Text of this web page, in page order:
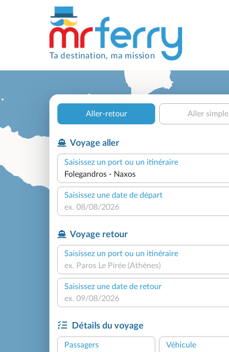
Ta destination, ma mission
Aller-retour Aller simple
Voyage aller
Saisissez un port ou un itinéraire
Saisissez une date de départ
Voyage retour
Saisissez un port ou un itinéraire
Saisissez une date de retour
Détails du voyage
Passagers
Véhicule